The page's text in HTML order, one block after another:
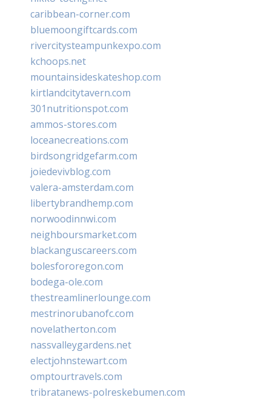
caribbean-corner.com
bluemoongiftcards.com
rivercitysteampunkexpo.com
kchoops.net
mountainsideskateshop.com
kirtlandcitytavern.com
301nutritionspot.com
ammos-stores.com
loceanecreations.com
birdsongridgefarm.com
joiedevivblog.com
valera-amsterdam.com
libertybrandhemp.com
norwoodinnwi.com
neighboursmarket.com
blackanguscareers.com
bolesfororegon.com
bodega-ole.com
thestreamlinerlounge.com
mestrinorubanofc.com
novelatherton.com
nassvalleygardens.net
electjohnstewart.com
omptourtravels.com
tribratanews-polreskebumen.com